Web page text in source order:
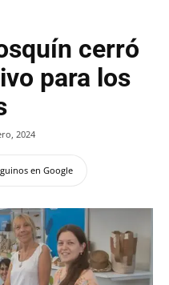
cerró
para los
2024
en Google